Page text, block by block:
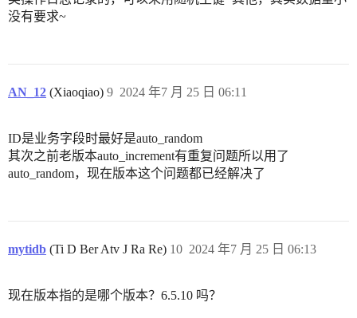
没有要求~
AN_12 (Xiaoqiao) 2024 年7 月 25 日 06:11
9
ID是业务字段时最好是auto_random
其次之前老版本auto_increment有重复问题所以用了
auto_random，现在版本这个问题都已经解决了
mytidb (Ti D Ber Atv J Ra Re) 2024 年7 月 25 日 06:13
10
现在版本指的是哪个版本？6.5.10 吗？